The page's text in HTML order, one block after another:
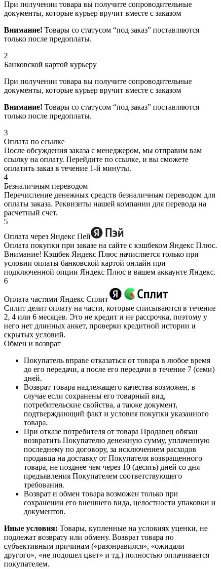
При получении товара вы получите сопроводительные
документы, которые курьер вручит вместе с заказом
Внимание! Товары со статусом “под заказ” поставляются
только после предоплаты.
2
Банковской картой курьеру
При получении товара вы получите сопроводительные
документы, которые курьер вручит вместе с заказом
Внимание! Товары со статусом “под заказ” поставляются
только после предоплаты.
3
Оплата по ссылке
После обсуждения заказа с менеджером, мы отправим вам
ссылку на оплату. Перейдите по ссылке, и вы сможете
оплатить заказ в течение 1-й минуты.
4
Безналичным переводом
Перечисление денежных средств безналичным переводом для
оплаты заказа. Реквизиты нашей компании для перевода на
расчетный счет.
5
Оплата через Яндекс Пей
Оплата покупки при заказе на сайте с кэшбеком Яндекс Плюс.
Внимание! Кэшбек Яндекс Плюс начисляется только при
условии оплаты банковской картой онлайн при
подключенной опции Яндекс Плюс в вашем аккаунте Яндекс.
6
Оплата частями Яндекс Сплит
Сплит делит оплату на части, которые списываются в течение
2, 4 или 6 месяцев. Это не кредит и не рассрочка, поэтому у
него нет длинных анкет, проверки кредитной истории и
скрытых условий.
Обмен и возврат
Покупатель вправе отказаться от товара в любое время
до его передачи, а после его передачи в течение 7 (семи)
дней.
Возврат товара надлежащего качества возможен, в
случае если сохранены его товарный вид,
потребительские свойства, а также документ,
подтверждающий факт и условия покупки указанного
товара.
При отказе потребителя от товара Продавец обязан
возвратить Покупателю денежную сумму, уплаченную
последнему по договору, за исключением расходов
продавца на доставку от Покупателя возвращенного
товара, не позднее чем через 10 (десять) дней со дня
предъявления Покупателем соответствующего
требования.
Возврат и обмен товара возможен только при
сохранении его внешнего вида, целостности упаковки и
документов.
Иные условия: Товары, купленные на условиях уценки, не
подлежат возврату или обмену. Возврат товара по
субъективным причинам («разонравился», «ожидали
другого», «не подошел цвет» и тд.) полностью оплачивается
покупателем.